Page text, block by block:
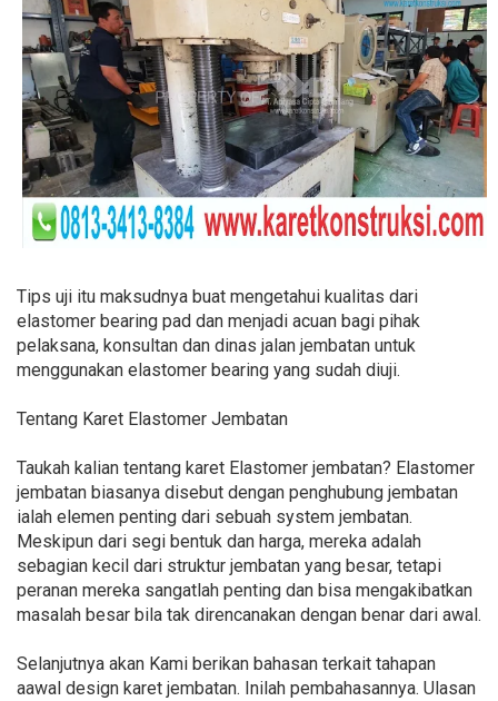
Tips uji itu maksudnya buat mengetahui kualitas dari
elastomer bearing pad dan menjadi acuan bagi pihak
pelaksana, konsultan dan dinas jalan jembatan untuk
menggunakan elastomer bearing yang sudah diuji.
Tentang Karet Elastomer Jembatan
Taukah kalian tentang karet Elastomer jembatan? Elastomer
jembatan biasanya disebut dengan penghubung jembatan
ialah elemen penting dari sebuah system jembatan.
Meskipun dari segi bentuk dan harga, mereka adalah
sebagian kecil dari struktur jembatan yang besar, tetapi
peranan mereka sangatlah penting dan bisa mengakibatkan
masalah besar bila tak direncanakan dengan benar dari awal.
Selanjutnya akan Kami berikan bahasan terkait tahapan
aawal design karet jembatan. Inilah pembahasannya. Ulasan